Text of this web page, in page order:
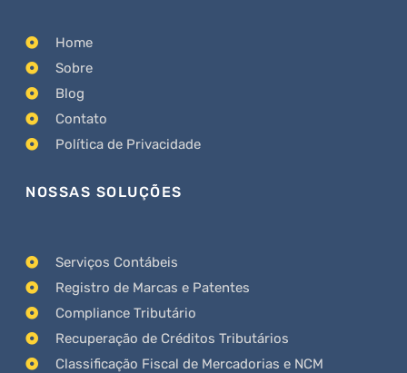
Home
Sobre
Blog
Contato
Política de Privacidade
NOSSAS SOLUÇÕES
Serviços Contábeis
Registro de Marcas e Patentes
Compliance Tributário
Recuperação de Créditos Tributários
Classificação Fiscal de Mercadorias e NCM